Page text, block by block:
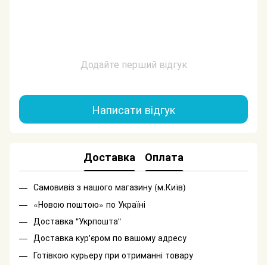
Додайте перший відгук
Написати відгук
Доставка Оплата
Самовивіз з нашого магазину (м.Київ)
«Новою поштою» по Україні
Доставка "Укрпошта"
Доставка кур'єром по вашому адресу
Готівкою курьеру при отриманні товару